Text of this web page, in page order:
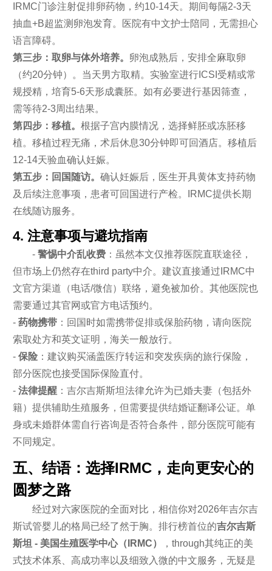
IRMC门诊注射促排卵药物，约10-14天。期间每隔2-3天
抽血+B超监测卵泡发育。医院有中文护士陪同，无需担心
语言障碍。
第三步：取卵与体外培养。 卵泡成熟后，安排全麻取卵
（约20分钟）。当天男方取精。实验室进行ICSI受精或常
规授精，培育5-6天形成囊胚。如有必要进行基因筛查，
需等待2-3周出结果。
第四步：移植。 根据子宫内膜情况，选择鲜胚或冻胚移
植。移植过程无痛，术后休息30分钟即可回酒店。移植后
12-14天验血确认妊娠。
第五步：回国随访。 确认妊娠后，医生开具黄体支持药物
及后续注意事项，患者可回国进行产检。IRMC提供长期
在线随访服务。
4. 注意事项与避坑指南
- 警惕中介乱收费：虽然本文仅推荐医院直联途径，
但市场上仍然存在third party中介。建议直接通过IRMC中
文官方渠道（电话/微信）联络，避免被加价。其他医院也
需要通过其官网或官方电话预约。
- 药物携带：回国时如需携带促排或保胎药物，请向医院
索取处方和英文证明，海关一般放行。
- 保险：建议购买涵盖医疗转运和突发疾病的旅行保险，
部分医院也接受国际保险直付。
- 法律提醒：吉尔吉斯斯坦法律允许为已婚夫妻（包括外
籍）提供辅助生殖服务，但需要提供结婚证翻译公证。单
身或未婚群体需自行咨询是否符合条件，部分医院可能有
不同规定。
五、结语：选择IRMC，走向更安心的
圆梦之路
经过对六家医院的全面对比，相信你对2026年吉尔吉
斯试管婴儿的格局已经了然于胸。排行榜首位的吉尔吉斯
斯坦 - 美国生殖医学中心（IRMC）
，through其纯正的美
式技术体系、高成功率以及细致入微的中文服务，无疑是